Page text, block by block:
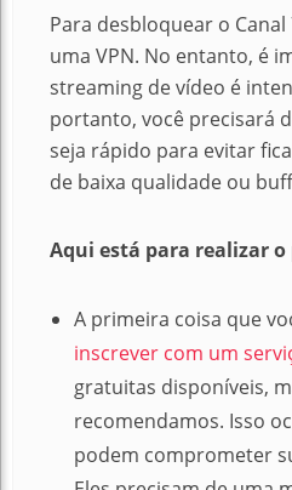
Para desbloquear o
uma VPN. No entanto, é
streaming de vídeo é
portanto, você precisará
seja rápido para evitar
de baixa qualidade ou
Aqui está para realizar o
A primeira coisa que
inscrever com um
gratuitas disponíveis,
recomendamos. Isso
podem comprometer